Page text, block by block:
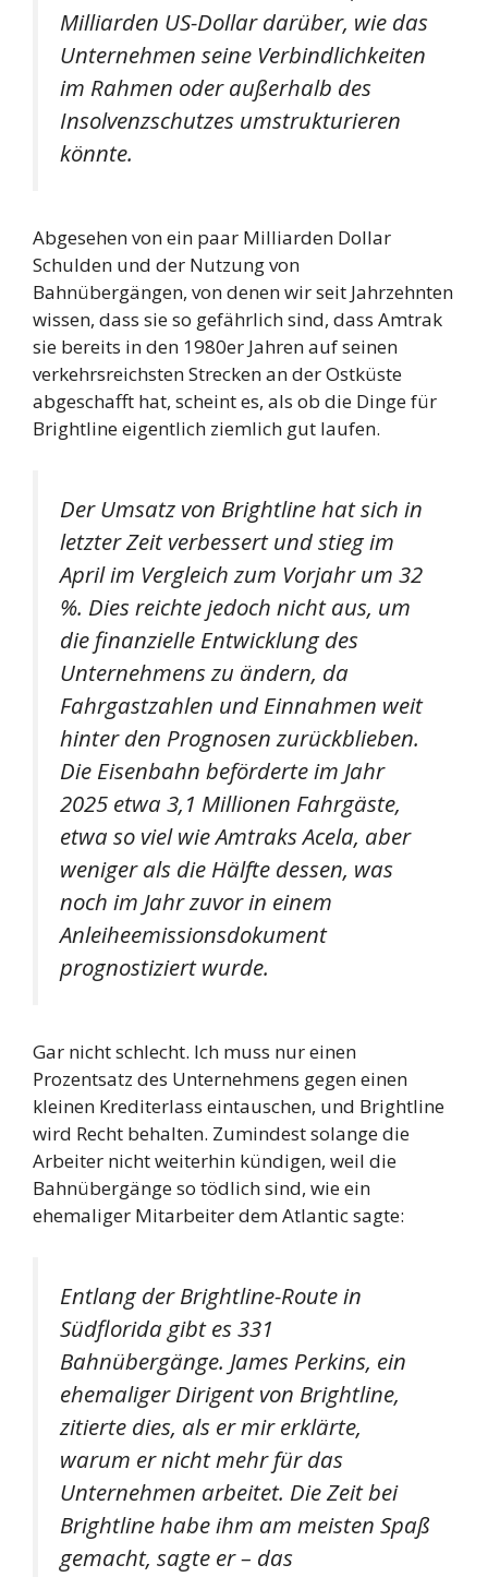
Milliarden US-Dollar darüber, wie das
Unternehmen seine Verbindlichkeiten
im Rahmen oder außerhalb des
Insolvenzschutzes umstrukturieren
könnte.
Abgesehen von ein paar Milliarden Dollar
Schulden und der Nutzung von
Bahnübergängen, von denen wir seit Jahrzehnten
wissen, dass sie so gefährlich sind, dass Amtrak
sie bereits in den 1980er Jahren auf seinen
verkehrsreichsten Strecken an der Ostküste
abgeschafft hat, scheint es, als ob die Dinge für
Brightline eigentlich ziemlich gut laufen.
Der Umsatz von Brightline hat sich in
letzter Zeit verbessert und stieg im
April im Vergleich zum Vorjahr um 32
%. Dies reichte jedoch nicht aus, um
die finanzielle Entwicklung des
Unternehmens zu ändern, da
Fahrgastzahlen und Einnahmen weit
hinter den Prognosen zurückblieben.
Die Eisenbahn beförderte im Jahr
2025 etwa 3,1 Millionen Fahrgäste,
etwa so viel wie Amtraks Acela, aber
weniger als die Hälfte dessen, was
noch im Jahr zuvor in einem
Anleiheemissionsdokument
prognostiziert wurde.
Gar nicht schlecht. Ich muss nur einen
Prozentsatz des Unternehmens gegen einen
kleinen Krediterlass eintauschen, und Brightline
wird Recht behalten. Zumindest solange die
Arbeiter nicht weiterhin kündigen, weil die
Bahnübergänge so tödlich sind, wie ein
ehemaliger Mitarbeiter dem Atlantic sagte:
Entlang der Brightline-Route in
Südflorida gibt es 331
Bahnübergänge. James Perkins, ein
ehemaliger Dirigent von Brightline,
zitierte dies, als er mir erklärte,
warum er nicht mehr für das
Unternehmen arbeitet. Die Zeit bei
Brightline habe ihm am meisten Spaß
gemacht, sagte er – das